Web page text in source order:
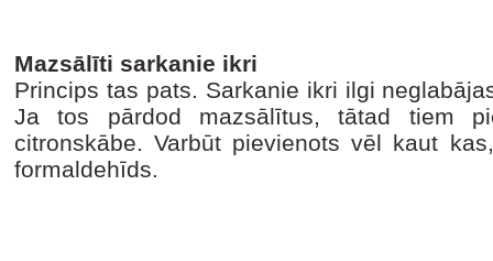
Mazsālīti sarkanie ikri
Princips tas pats. Sarkanie ikri ilgi
Ja tos pārdod mazsālītus, tātad tiem
citronskābe. Varbūt pievienots vēl kaut
formaldehīds.